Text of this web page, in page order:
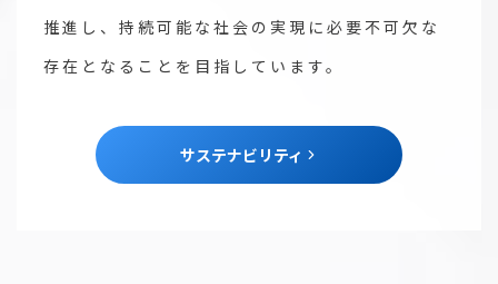
推進し、持続可能な社会の実現に必要不可欠な
存在となることを目指しています。
サステナビリティ